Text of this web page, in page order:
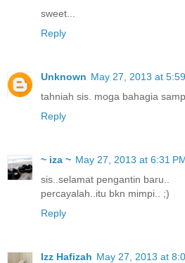
sweet...
Reply
Unknown May 27, 2013 at
tahniah sis. moga bahagia
Reply
~ iza ~ May 27, 2013 at 6:31
sis..selamat pengantin baru..
percayalah..itu bkn mimpi.. ;)
Reply
Izz Hafizah May 27, 2013 at